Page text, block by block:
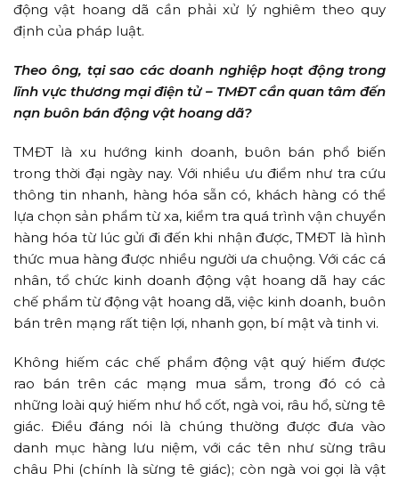
động vật hoang dã cần phải xử lý nghiêm theo quy
định của pháp luật.
Theo ông, tại sao các doanh nghiệp hoạt động trong
lĩnh vực thương mại điện tử – TMĐT cần quan tâm đến
nạn buôn bán động vật hoang dã?
TMĐT là xu hướng kinh doanh, buôn bán phổ biến
trong thời đại ngày nay. Với nhiều ưu điểm như tra cứu
thông tin nhanh, hàng hóa sẵn có, khách hàng có thể
lựa chọn sản phẩm từ xa, kiểm tra quá trình vận chuyển
hàng hóa từ lúc gửi đi đến khi nhận được, TMĐT là hình
thức mua hàng được nhiều người ưa chuộng. Với các cá
nhân, tổ chức kinh doanh động vật hoang dã hay các
chế phẩm từ động vật hoang dã, việc kinh doanh, buôn
bán trên mạng rất tiện lợi, nhanh gọn, bí mật và tinh vi.
Không hiếm các chế phẩm động vật quý hiếm được
rao bán trên các mạng mua sắm, trong đó có cả
những loài quý hiếm như hổ cốt, ngà voi, râu hổ, sừng tê
giác. Điều đáng nói là chúng thường được đưa vào
danh mục hàng lưu niệm, với các tên như sừng trâu
châu Phi (chính là sừng tê giác); còn ngà voi gọi là vật